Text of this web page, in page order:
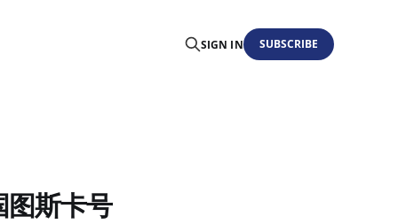
SIGN IN SUBSCRIBE
斯卡号